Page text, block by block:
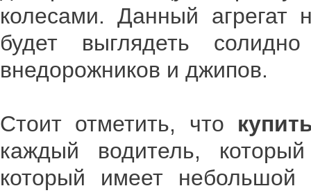
колесами. Данный агрегат
будет выглядеть
внедорожников и джипов.
Стоит отметить, что
каждый водитель,
который имеет